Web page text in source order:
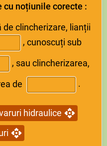
noțiunile corecte :
clincherizare, lianții
, cunoscuți sub
, sau clincherizarea,
de
.
hidraulice